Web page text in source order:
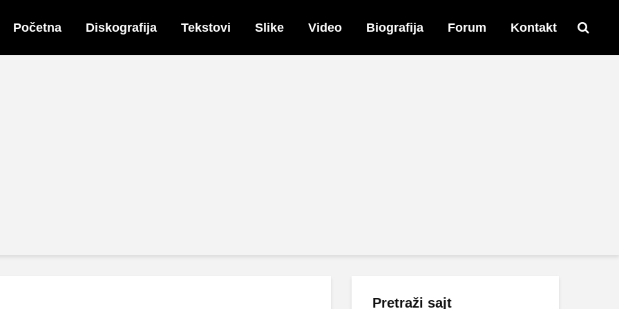
Početna Diskografija Tekstovi Slike Video Biografija Forum Kontakt
Pretraži sajt